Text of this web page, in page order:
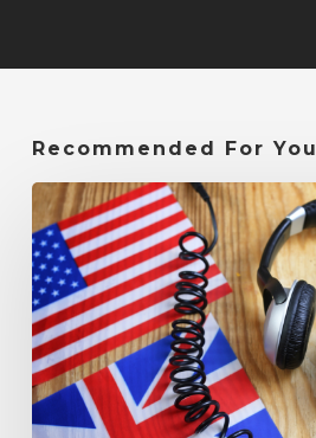
Recommended For You
Cara
Belajar
Bahasa
Inggris
dengan
Lagu